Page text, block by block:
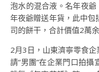
泡水的混合液。名年夜爺
年夜爺贈送年貨，此中
司的餅干，合計價值2萬
2月3日，山東濟寧零食
請“男團”在企業門口拍